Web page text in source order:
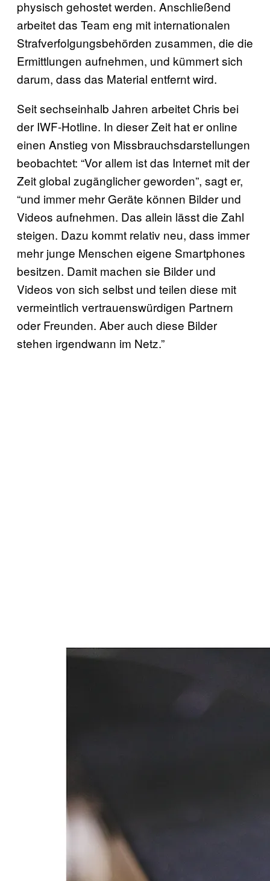
physisch gehostet werden. Anschließend
arbeitet das Team eng mit internationalen
Strafverfolgungsbehörden zusammen, die die
Ermittlungen aufnehmen, und kümmert sich
darum, dass das Material entfernt wird.
Seit sechseinhalb Jahren arbeitet Chris bei
der IWF-Hotline. In dieser Zeit hat er online
einen Anstieg von Missbrauchsdarstellungen
beobachtet: “Vor allem ist das Internet mit der
Zeit global zugänglicher geworden”, sagt er,
“und immer mehr Geräte können Bilder und
Videos aufnehmen. Das allein lässt die Zahl
steigen. Dazu kommt relativ neu, dass immer
mehr junge Menschen eigene Smartphones
besitzen. Damit machen sie Bilder und
Videos von sich selbst und teilen diese mit
vermeintlich vertrauenswürdigen Partnern
oder Freunden. Aber auch diese Bilder
stehen irgendwann im Netz.”